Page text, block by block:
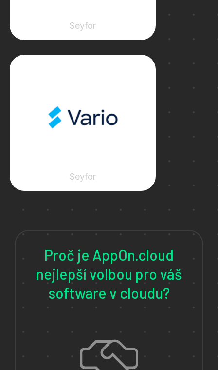
Seyfor
Seyfor
Proč je AppOn.cloud
nejlepší volbou pro váš
software v cloudu?